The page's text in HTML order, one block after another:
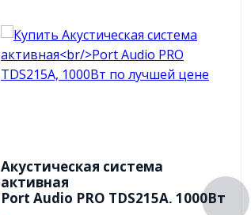
Акустическая система
активная
Port Audio PRO TDS215A, 1000Вт